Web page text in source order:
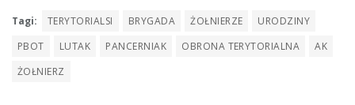
Tagi: TERYTORIALSI BRYGADA ŻOŁNIERZE
URODZINY
PBOT
LUTAK PANCERNIAK OBRONA TERYTORIALNA
AK
ŻOŁNIERZ